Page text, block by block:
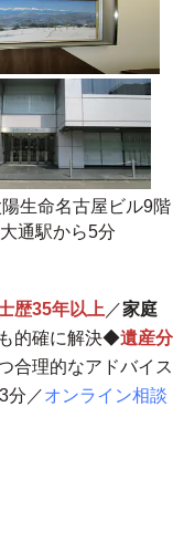
生命名古屋ビル9階
通駅から5分
歴35年以上 ／家庭
的確に解決◆遺産分
合理的なアドバイス
分／オンライン相談